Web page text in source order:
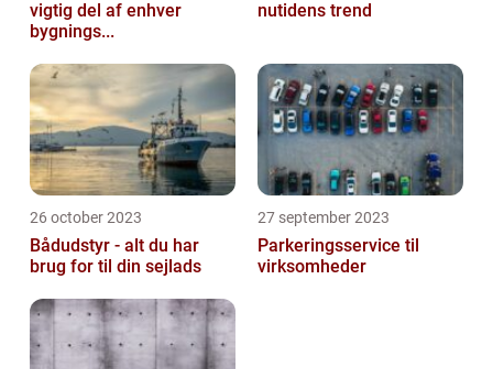
vigtig del af enhver
bygnings...
nutidens trend
26 october 2023
Bådudstyr - alt du har
brug for til din sejlads
27 september 2023
Parkeringsservice til
virksomheder